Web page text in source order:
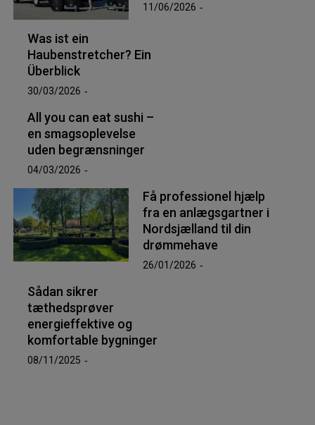
11/06/2026
Was ist ein
Haubenstretcher? Ein
Überblick
30/03/2026
All you can eat sushi –
en smagsoplevelse
uden begrænsninger
04/03/2026
Få professionel hjælp
fra en anlægsgartner i
Nordsjælland til din
drømmehave
26/01/2026
Sådan sikrer
tæthedsprøver
energieffektive og
komfortable bygninger
08/11/2025